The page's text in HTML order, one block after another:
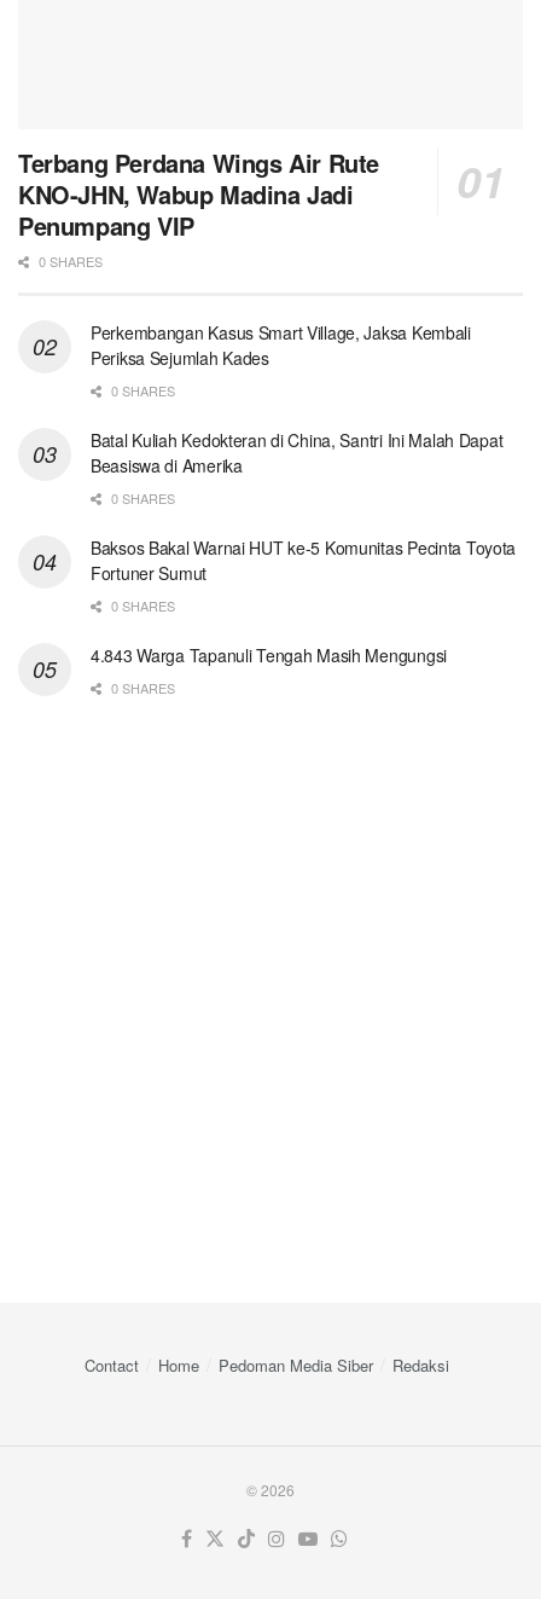
Terbang Perdana Wings Air Rute
KNO-JHN, Wabup Madina Jadi
Penumpang VIP
0 SHARES
Perkembangan Kasus Smart Village, Jaksa Kembali
Periksa Sejumlah Kades
0 SHARES
Batal Kuliah Kedokteran di China, Santri Ini Malah Dapat
Beasiswa di Amerika
0 SHARES
Baksos Bakal Warnai HUT ke-5 Komunitas Pecinta Toyota
Fortuner Sumut
0 SHARES
4.843 Warga Tapanuli Tengah Masih Mengungsi
0 SHARES
Contact Home Pedoman Media Siber Redaksi
© 2026